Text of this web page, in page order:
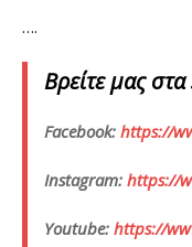
….
Βρείτεμαςστα
Facebook: https://
Instagram: https://
Youtube: https://